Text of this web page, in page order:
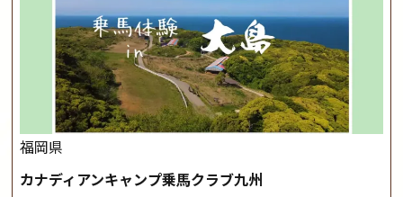
前にご連絡いたします。MIKIホーストレックのツアー
はこちら
しみいただいています。 なお、ゴールデンウィークと夏
休み期間中は無休で営業していますので、ぜひご家族で
お越しください！大山乗馬センターの紹介記事はこち
福岡県
カナディアンキャンプ乗馬クラブ九州